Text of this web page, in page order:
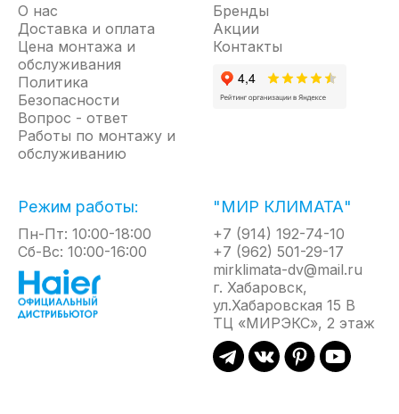
О нас
Доставка и оплата
Цена монтажа и
обслуживания
Политика
Безопасности
Вопрос - ответ
Работы по монтажу и
обслуживанию
Бренды
Акции
Контакты
Режим работы:
Пн-Пт: 10:00-18:00
Сб-Вс: 10:00-16:00
"МИР КЛИМАТА"
+7 (914) 192-74-10
+7 (962) 501-29-17
mirklimata-dv@mail.ru
г. Хабаровск,
ул.Хабаровская 15 В
ТЦ «МИРЭКС», 2 этаж